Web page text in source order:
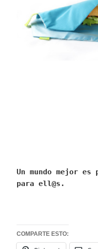
Un mundo mejor
para ell@s.
COMPARTE ESTO: